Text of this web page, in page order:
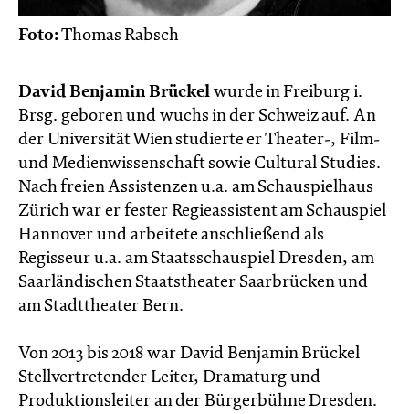
Foto:Thomas Rabsch
David Benjamin Brückel wurde in Freiburg i.
Brsg. geboren und wuchs in der Schweiz auf. An
der Universität Wien studierte er Theater-, Film-
und Medienwissenschaft sowie Cultural Studies.
Nach freien Assistenzen u.a. am Schauspielhaus
Zürich war er fester Regieassistent am Schauspiel
Hannover und arbeitete anschließend als
Regisseur u.a. am Staatsschauspiel Dresden, am
Saarländischen Staatstheater Saarbrücken und
am Stadttheater Bern.
Von 2013 bis 2018 war David Benjamin Brückel
Stellvertretender Leiter, Dramaturg und
Produktionsleiter an der Bürgerbühne Dresden.